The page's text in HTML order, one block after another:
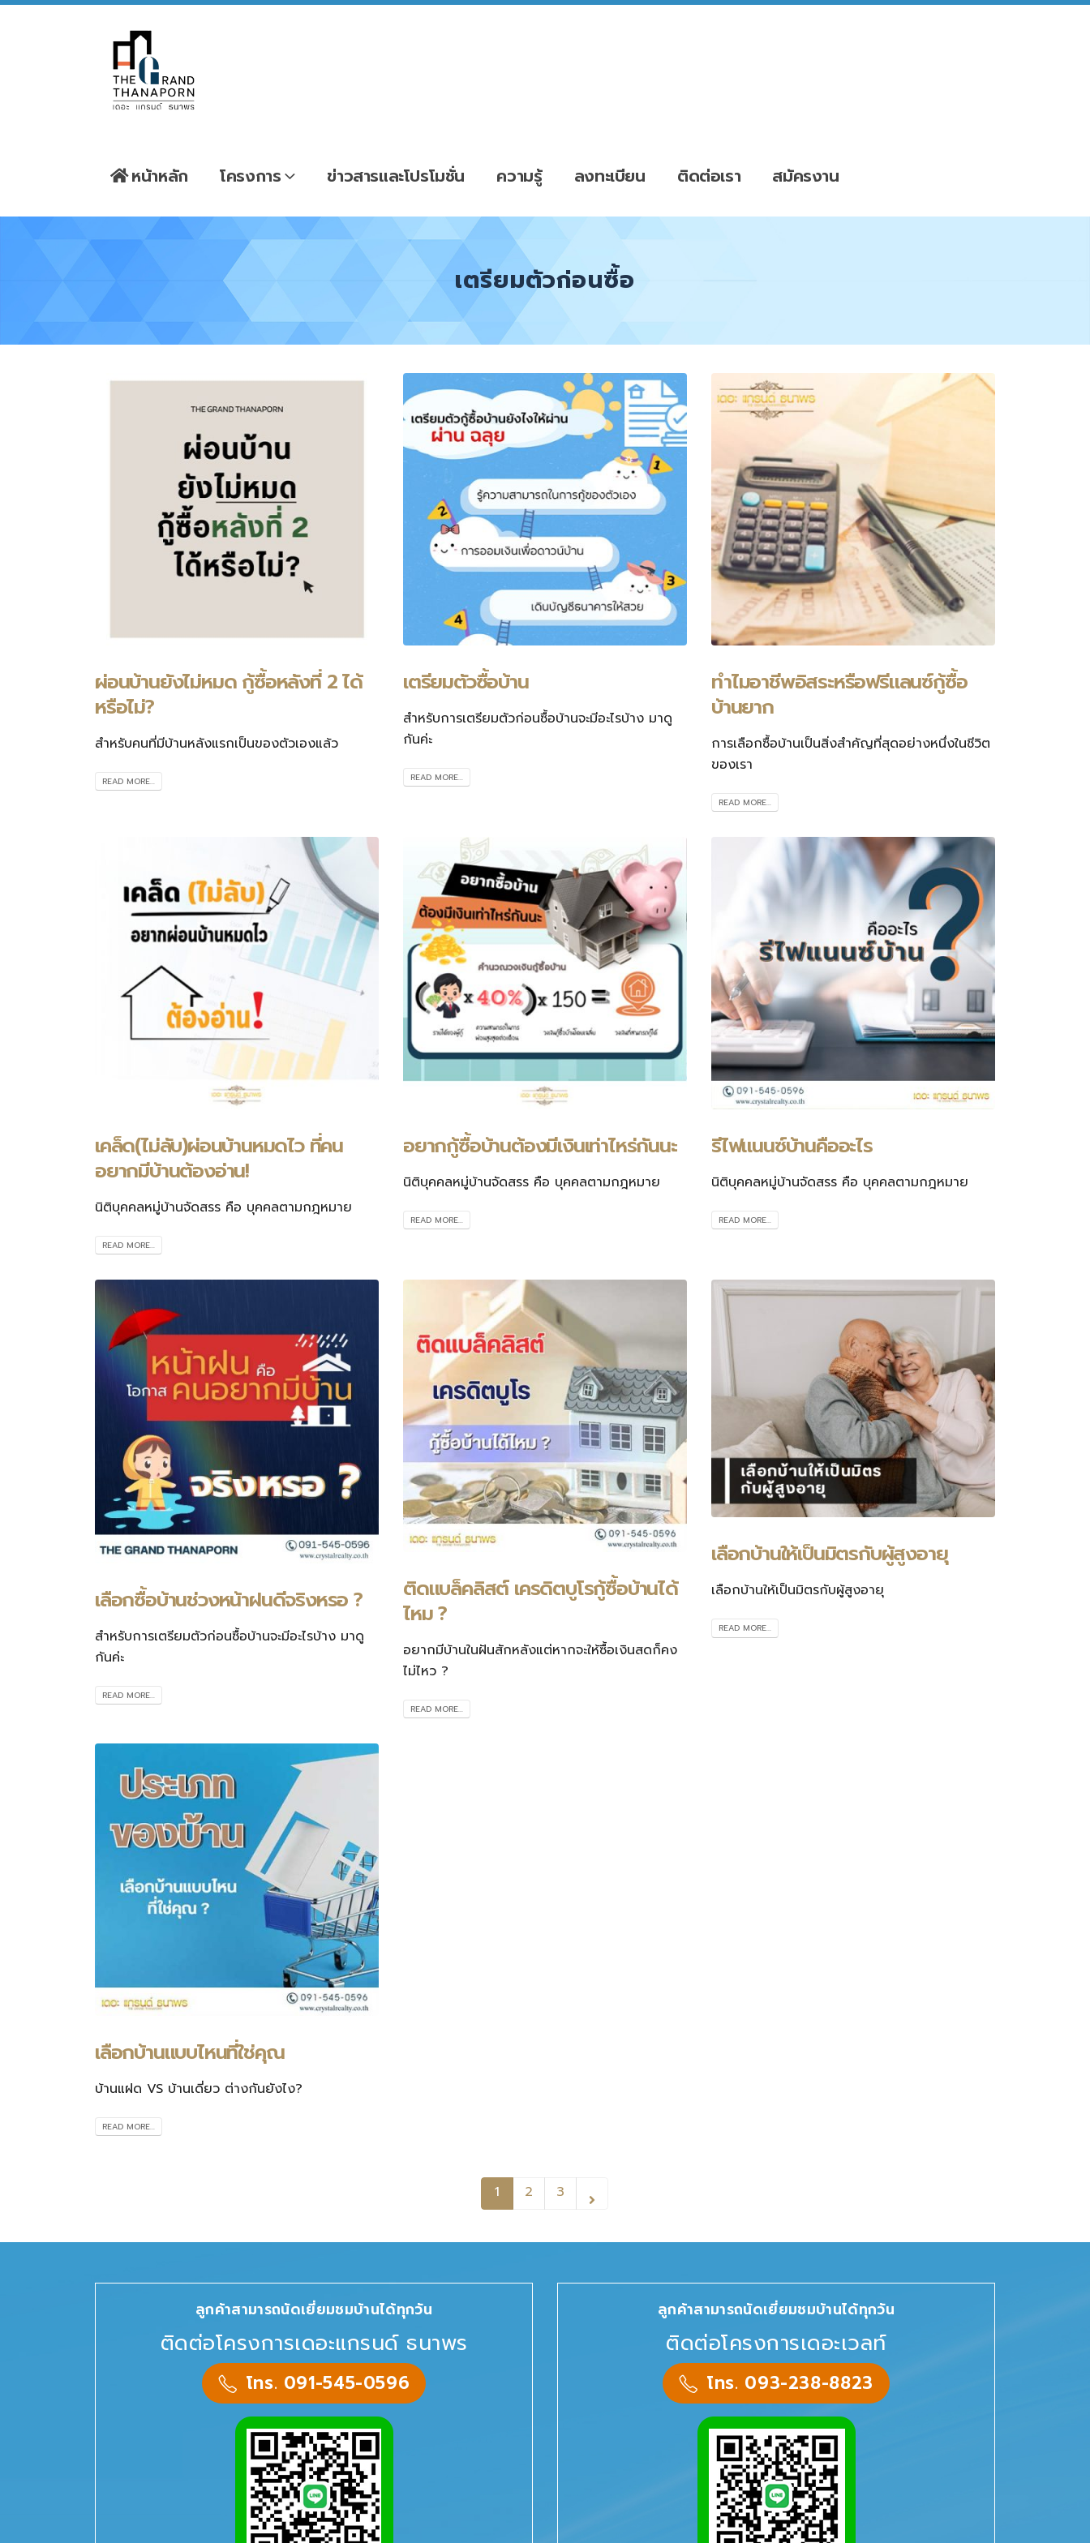
หน้าหลัก โครงการ ข่าวสารและโปรโมชั่น ความรู้ ลงทะเบียน ติดต่อเรา สมัครงาน
เตรียมตัวก่อนซื้อ
ผ่อนบ้านยังไม่หมด กู้ซื้อหลังที่ 2 ได้
หรือไม่?
สำหรับคนที่มีบ้านหลังแรกเป็นของตัวเองแล้ว
READ MORE...
เตรียมตัวซื้อบ้าน
สำหรับการเตรียมตัวก่อนซื้อบ้านจะมีอะไรบ้าง มาดู
กันค่ะ
READ MORE...
ทำไมอาชีพอิสระหรือฟรีแลนซ์กู้ซื้อ
บ้านยาก
การเลือกซื้อบ้านเป็นสิ่งสำคัญที่สุดอย่างหนึ่งในชีวิต
ของเรา
READ MORE...
เคล็ด(ไม่ลับ)ผ่อนบ้านหมดไว ที่คน
อยากมีบ้านต้องอ่าน!
นิติบุคคลหมู่บ้านจัดสรร คือ บุคคลตามกฎหมาย
READ MORE...
อยากกู้ซื้อบ้านต้องมีเงินเท่าไหร่กันนะ
นิติบุคคลหมู่บ้านจัดสรร คือ บุคคลตามกฎหมาย
READ MORE...
รีไฟแนนซ์บ้านคืออะไร
นิติบุคคลหมู่บ้านจัดสรร คือ บุคคลตามกฎหมาย
READ MORE...
เลือกซื้อบ้านช่วงหน้าฝนดีจริงหรอ ?
สำหรับการเตรียมตัวก่อนซื้อบ้านจะมีอะไรบ้าง มาดู
กันค่ะ
READ MORE...
ติดแบล็คลิสต์ เครดิตบูโรกู้ซื้อบ้านได้
ไหม ?
อยากมีบ้านในฝันสักหลังแต่หากจะให้ซื้อเงินสดก็คง
ไม่ไหว ?
READ MORE...
เลือกบ้านให้เป็นมิตรกับผู้สูงอายุ
เลือกบ้านให้เป็นมิตรกับผู้สูงอายุ
READ MORE...
เลือกบ้านแบบไหนที่ใช่คุณ
บ้านแฝด VS บ้านเดี่ยว ต่างกันยังไง?
READ MORE...
1 2 3
ลูกค้าสามารถนัดเยี่ยมชมบ้านได้ทุกวัน
ติดต่อโครงการเดอะแกรนด์ ธนาพร
โทร. 091-545-0596
ลูกค้าสามารถนัดเยี่ยมชมบ้านได้ทุกวัน
ติดต่อโครงการเดอะเวลท์
โทร. 093-238-8823